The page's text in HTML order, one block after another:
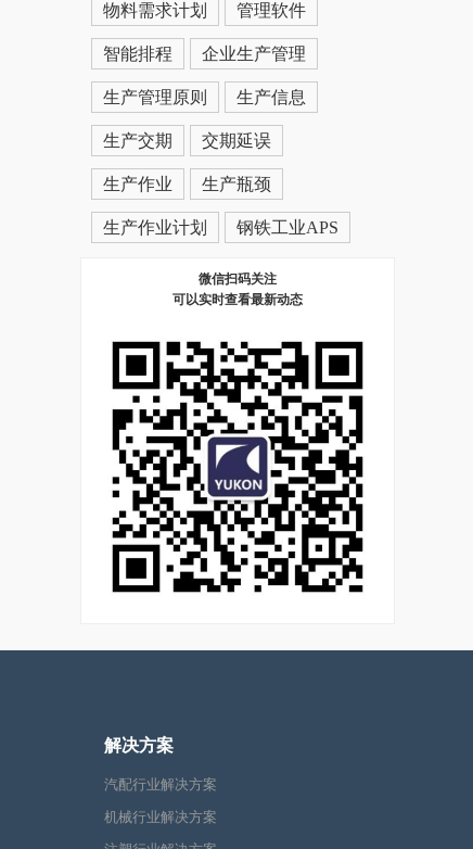
物料需求计划 管理软件
智能排程 企业生产管理
生产管理原则 生产信息
生产交期 交期延误
生产作业 生产瓶颈
生产作业计划 钢铁工业APS
微信扫码关注
可以实时查看最新动态
解决方案
汽配行业解决方案
机械行业解决方案